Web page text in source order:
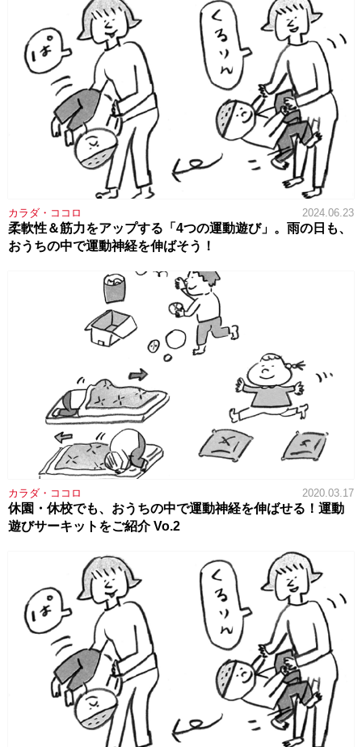
カラダ・ココロ 2024.06.23
柔軟性＆筋力をアップする「4つの運動遊び」。雨の日も、
おうちの中で運動神経を伸ばそう！
カラダ・ココロ 2020.03.17
休園・休校でも、おうちの中で運動神経を伸ばせる！運動
遊びサーキットをご紹介 Vo.2